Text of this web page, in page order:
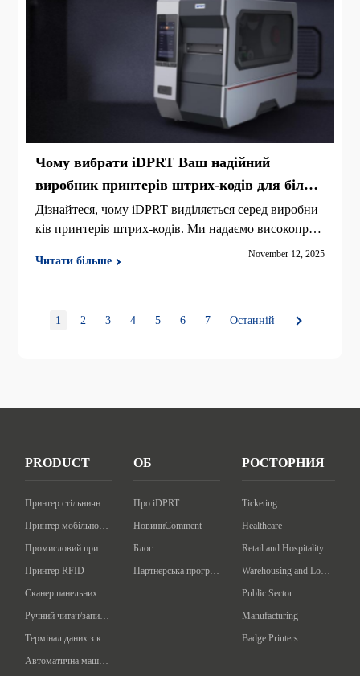
Чому вибрати iDPRT Ваш надійний
виробник принтерів штрих-кодів для більш
розумних рішень друку
Дізнайтеся, чому iDPRT виділяється серед виробни
ків принтерів штрих-кодів. Ми надаємо високопрод
уктивні, надійні та розумні рішення для друку штри
х-кодів для глобальних підприємств.
Читати більше
November 12, 2025
1 2 3 4 5 6 7 Останній
PRODUCT
Принтер стільничного коду
Принтер мобільного коду
Промисловий принтер баркодів
Принтер RFID
Сканер панельних кодів
Ручний читач/записувач RFID
Термінал даних з кишенькового пристрою
Автоматична машина міткування
ОБ
Про iDPRT
НовиниComment
Блог
Партнерська програма
РОСТОРНИЯ
Ticketing
Healthcare
Retail and Hospitality
Warehousing and Logistics
Public Sector
Manufacturing
Badge Printers